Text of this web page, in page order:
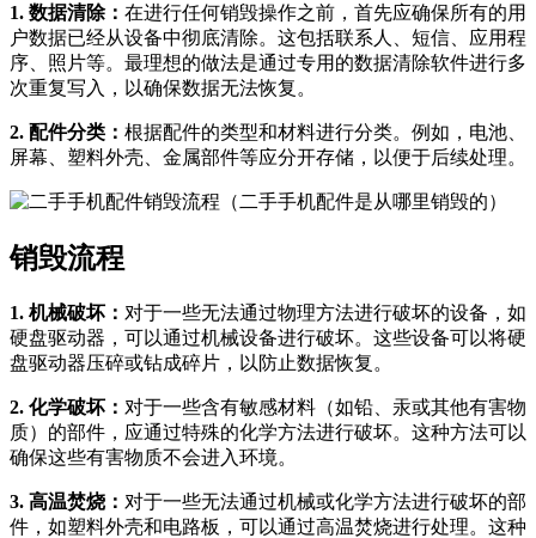
1. 数据清除： 在进行任何销毁操作之前，首先应确保所有的用
户数据已经从设备中彻底清除。这包括联系人、短信、应用程
序、照片等。最理想的做法是通过专用的数据清除软件进行多
次重复写入，以确保数据无法恢复。
2. 配件分类： 根据配件的类型和材料进行分类。例如，电池、
屏幕、塑料外壳、金属部件等应分开存储，以便于后续处理。
销毁流程
1. 机械破坏： 对于一些无法通过物理方法进行破坏的设备，如
硬盘驱动器，可以通过机械设备进行破坏。这些设备可以将硬
盘驱动器压碎或钻成碎片，以防止数据恢复。
2. 化学破坏： 对于一些含有敏感材料（如铅、汞或其他有害物
质）的部件，应通过特殊的化学方法进行破坏。这种方法可以
确保这些有害物质不会进入环境。
3. 高温焚烧： 对于一些无法通过机械或化学方法进行破坏的部
件，如塑料外壳和电路板，可以通过高温焚烧进行处理。这种